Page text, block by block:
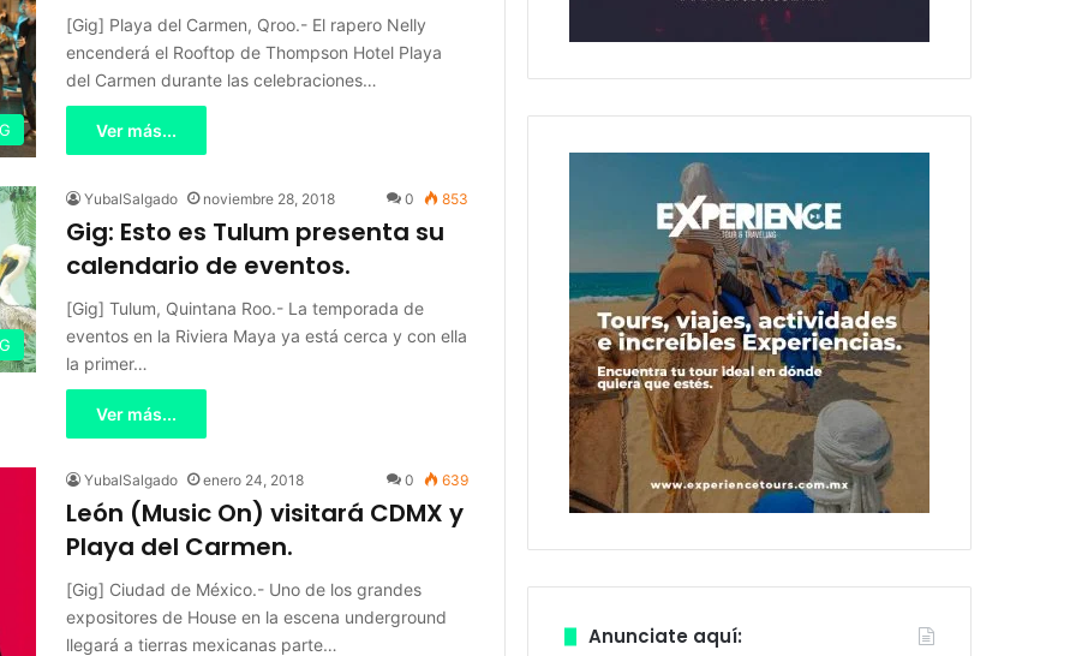
[Gig] Playa del Carmen, Qroo.- El rapero Nelly
encenderá el Rooftop de Thompson Hotel Playa
del Carmen durante las celebraciones…
Ver más...
YubalSalgado noviembre 28, 2018 0 853
Gig: Esto es Tulum presenta su
calendario de eventos.
[Gig] Tulum, Quintana Roo.- La temporada de
eventos en la Riviera Maya ya está cerca y con ella
la primer…
Ver más...
YubalSalgado enero 24, 2018 0 639
León (Music On) visitará CDMX y
Playa del Carmen.
[Gig] Ciudad de México.- Uno de los grandes
expositores de House en la escena underground
llegará a tierras mexicanas parte…
Anunciate aquí: